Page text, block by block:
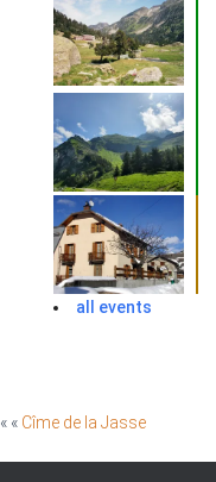
all events
« « Cîme de la Jasse